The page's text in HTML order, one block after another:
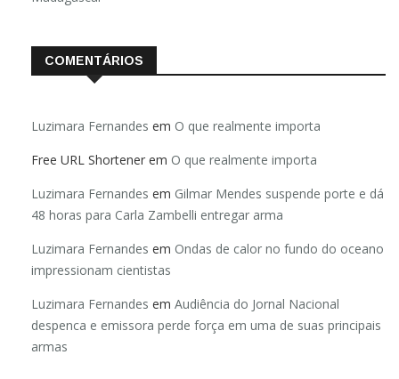
COMENTÁRIOS
Luzimara Fernandes em O que realmente importa
Free URL Shortener em O que realmente importa
Luzimara Fernandes em Gilmar Mendes suspende porte e dá
48 horas para Carla Zambelli entregar arma
Luzimara Fernandes em Ondas de calor no fundo do oceano
impressionam cientistas
Luzimara Fernandes em Audiência do Jornal Nacional
despenca e emissora perde força em uma de suas principais
armas